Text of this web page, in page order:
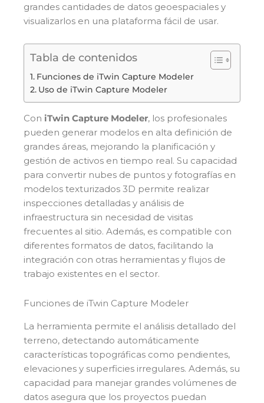
grandes cantidades de datos geoespaciales y
visualizarlos en una plataforma fácil de usar.
Tabla de contenidos
Funciones de iTwin Capture Modeler
Uso de iTwin Capture Modeler
Con iTwin Capture Modeler, los profesionales
pueden generar modelos en alta definición de
grandes áreas, mejorando la planificación y
gestión de activos en tiempo real. Su capacidad
para convertir nubes de puntos y fotografías en
modelos texturizados 3D permite realizar
inspecciones detalladas y análisis de
infraestructura sin necesidad de visitas
frecuentes al sitio. Además, es compatible con
diferentes formatos de datos, facilitando la
integración con otras herramientas y flujos de
trabajo existentes en el sector.
Funciones de iTwin Capture Modeler
La herramienta permite el análisis detallado del
terreno, detectando automáticamente
características topográficas como pendientes,
elevaciones y superficies irregulares. Además, su
capacidad para manejar grandes volúmenes de
datos asegura que los proyectos puedan